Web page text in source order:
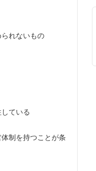
れないもの
ている
制を持つことが条